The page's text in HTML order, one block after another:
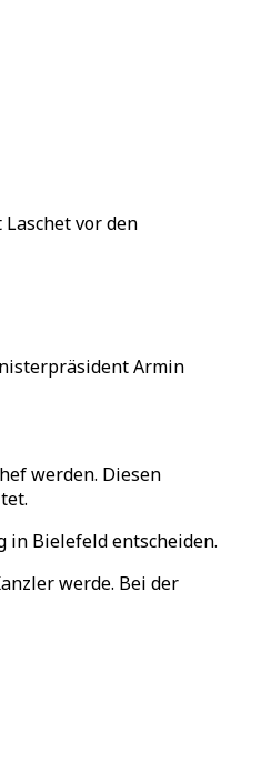
vor den
Armin
werden. Diesen
in Bielefeld entscheiden.
werde. Bei der